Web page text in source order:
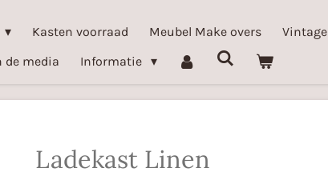
Kasten voorraad Meubel Make overs
Vintage
de media Informatie
Ladekast Linen